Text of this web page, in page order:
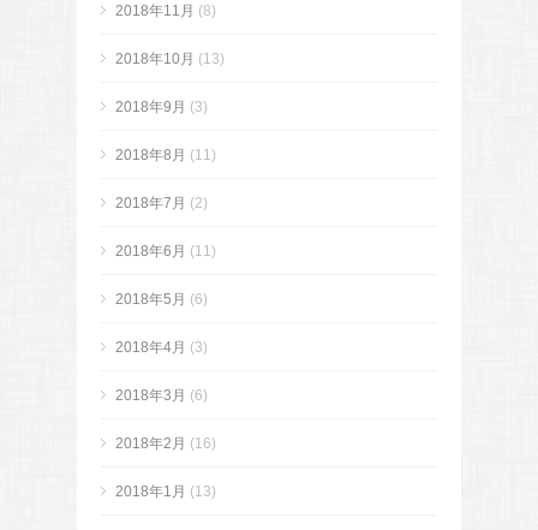
2018年11月 (8)
2018年10月 (13)
2018年9月 (3)
2018年8月 (11)
2018年7月 (2)
2018年6月 (11)
2018年5月 (6)
2018年4月 (3)
2018年3月 (6)
2018年2月 (16)
2018年1月 (13)